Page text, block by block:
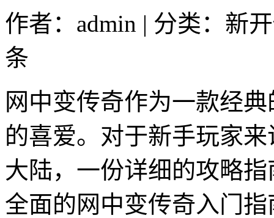
作者：admin | 分类：新
条
网中变传奇作为一款经
的喜爱。对于新手玩家
大陆，一份详细的攻略
全面的网中变传奇入门